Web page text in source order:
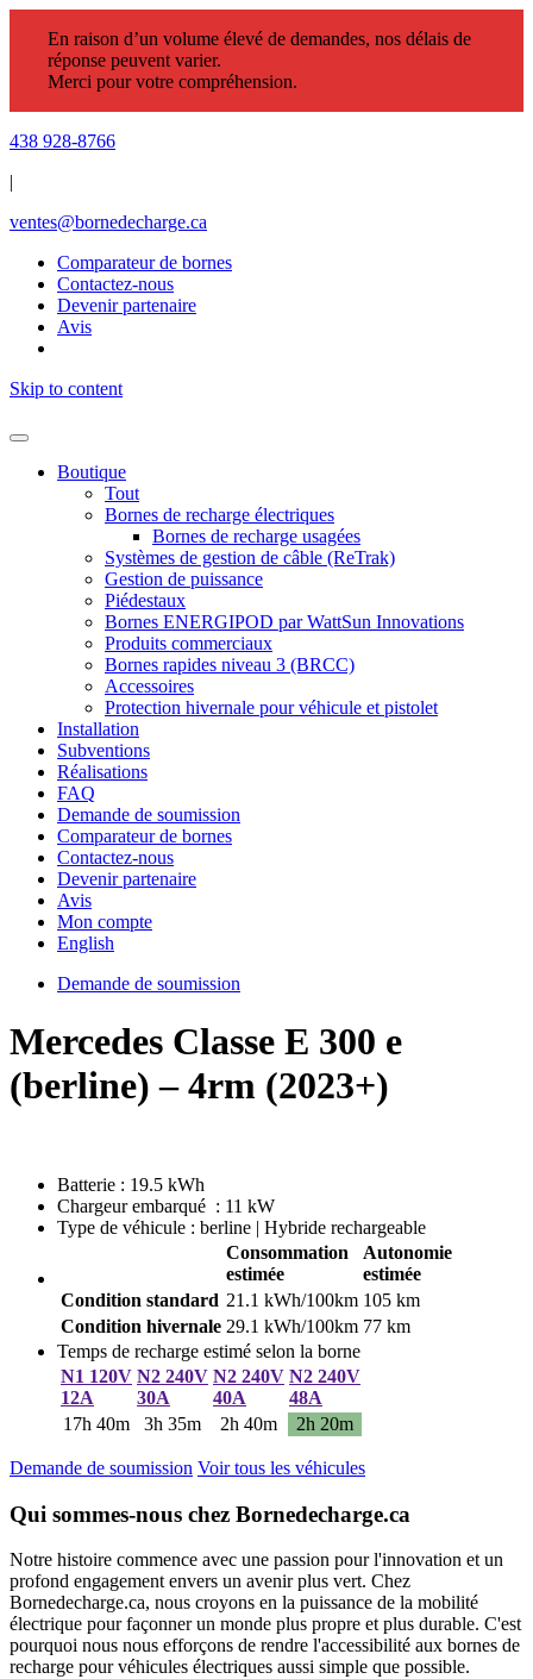
En raison d’un volume élevé de demandes, nos délais de
réponse peuvent varier.
Merci pour votre compréhension.
438 928-8766
|
ventes@bornedecharge.ca
Comparateur de bornes
Contactez-nous
Devenir partenaire
Avis
Skip to content
Boutique
Tout
Bornes de recharge électriques
Bornes de recharge usagées
Systèmes de gestion de câble (ReTrak)
Gestion de puissance
Piédestaux
Bornes ENERGIPOD par WattSun Innovations
Produits commerciaux
Bornes rapides niveau 3 (BRCC)
Accessoires
Protection hivernale pour véhicule et pistolet
Installation
Subventions
Réalisations
FAQ
Demande de soumission
Comparateur de bornes
Contactez-nous
Devenir partenaire
Avis
Mon compte
English
Demande de soumission
Mercedes Classe E 300 e
(berline) – 4rm (2023+)
Batterie : 19.5 kWh
Chargeur embarqué : 11 kW
Type de véhicule : berline | Hybride rechargeable
Consommation
estimée
Autonomie
estimée
Condition standard 21.1 kWh/100km 105 km
Condition hivernale 29.1 kWh/100km 77 km
Temps de recharge estimé selon la borne
N1 120V
12A
N2 240V
30A
N2 240V
40A
N2 240V
48A
17h 40m
3h 35m 2h 40m 2h 20m
Demande de soumission Voir tous les véhicules
Qui sommes-nous chez Bornedecharge.ca
Notre histoire commence avec une passion pour l'innovation et un
profond engagement envers un avenir plus vert. Chez
Bornedecharge.ca, nous croyons en la puissance de la mobilité
électrique pour façonner un monde plus propre et plus durable. C'est
pourquoi nous nous efforçons de rendre l'accessibilité aux bornes de
recharge pour véhicules électriques aussi simple que possible.